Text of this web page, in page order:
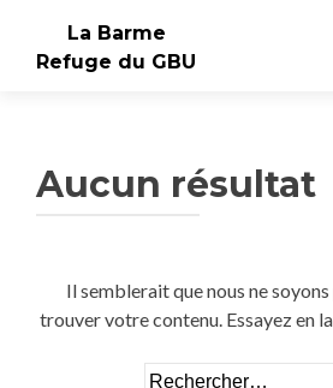
La Barme
Refuge du GBU
Aucun résultat
Il semblerait que nous ne soyons
trouver votre contenu. Essayez en
Rechercher :